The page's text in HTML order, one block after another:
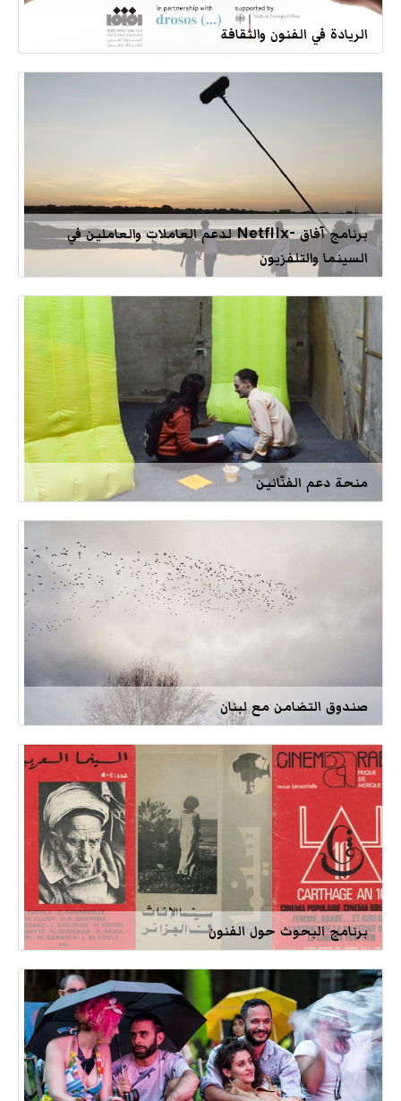
الريادة في الفنون والثقافة
برنامج آفاق -Netflix لدعم العاملات والعاملين في
السينما والتلفزيون
منحة دعم الفنّانين
صندوق التضامن مع لبنان
برنامج البحوث حول الفنون